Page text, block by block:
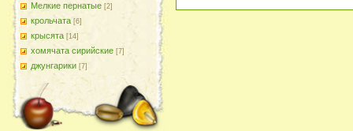
Мелкие пернатые [2]
крольчата [6]
крысята [14]
хомячата сирийские [7]
джунгарики [7]